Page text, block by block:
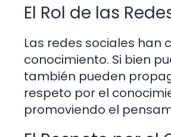
El Rol de las
Las redes sociales
conocimiento. Si bien
también pueden
respeto por el
promoviendo el